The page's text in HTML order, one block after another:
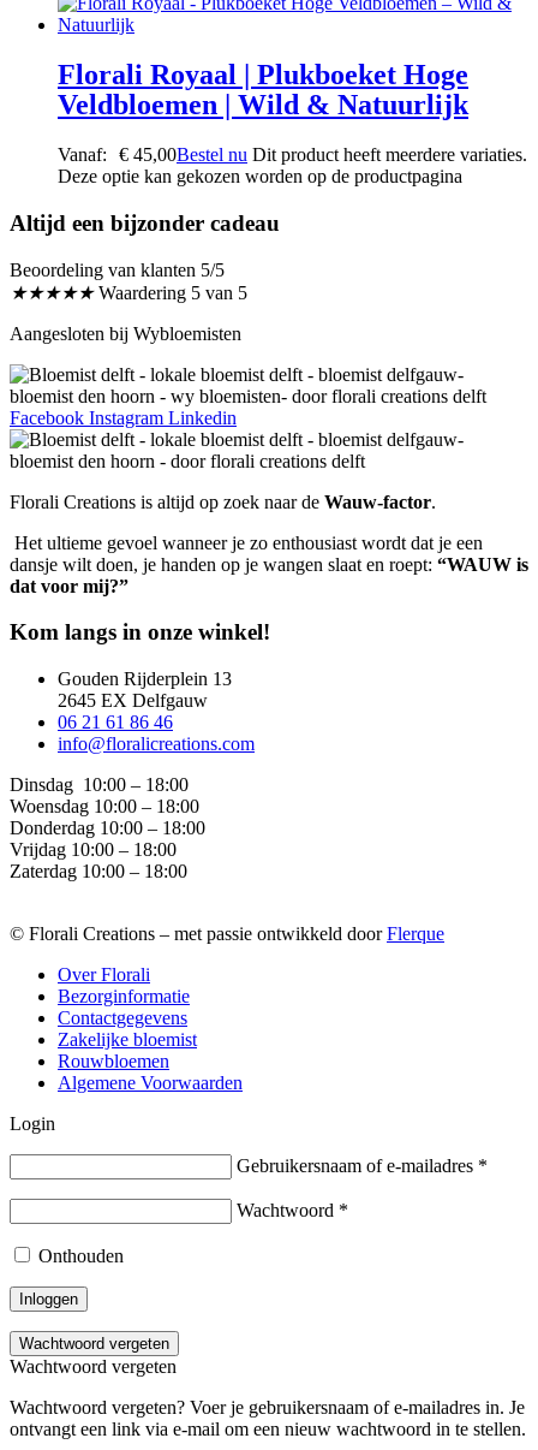
Florali Royaal | Plukboeket Hoge
Veldbloemen | Wild & Natuurlijk
Vanaf: € 45,00Bestel nu Dit product heeft meerdere variaties.
Deze optie kan gekozen worden op de productpagina
Altijd een bijzonder cadeau
Beoordeling van klanten 5/5
★★★★★ Waardering 5 van 5
Aangesloten bij Wybloemisten
Facebook Instagram Linkedin
Florali Creations is altijd op zoek naar de Wauw-factor.
Het ultieme gevoel wanneer je zo enthousiast wordt dat je een
dansje wilt doen, je handen op je wangen slaat en roept: “WAUW is
dat voor mij?”
Kom langs in onze winkel!
Gouden Rijderplein 13
2645 EX Delfgauw
06 21 61 86 46
info@floralicreations.com
Dinsdag 10:00 – 18:00
Woensdag 10:00 – 18:00
Donderdag 10:00 – 18:00
Vrijdag 10:00 – 18:00
Zaterdag 10:00 – 18:00
© Florali Creations – met passie ontwikkeld doorFlerque
Over Florali
Bezorginformatie
Contactgegevens
Zakelijke bloemist
Rouwbloemen
Algemene Voorwaarden
Login
Gebruikersnaam of e-mailadres *
Wachtwoord *
Onthouden
Inloggen
Wachtwoord vergeten
Wachtwoord vergeten
Wachtwoord vergeten? Voer je gebruikersnaam of e-mailadres in. Je
ontvangt een link via e-mail om een nieuw wachtwoord in te stellen.